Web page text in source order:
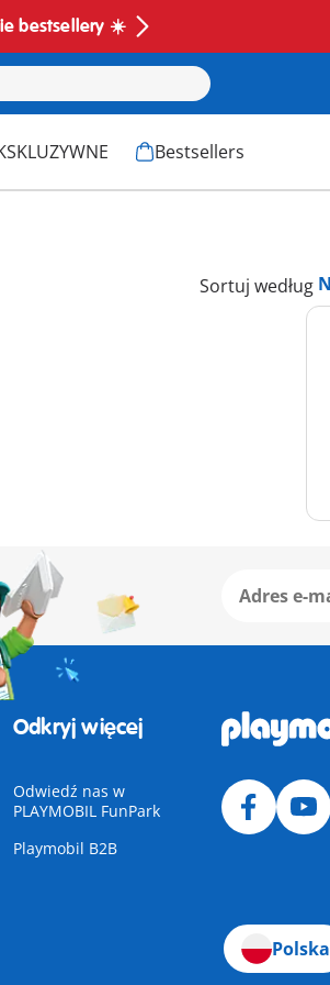
bestsellery ☀️
Bestsellers
Sortuj według
Odkryj więcej
Odwiedź nas w
PLAYMOBIL FunPark
Playmobil B2B
Polska